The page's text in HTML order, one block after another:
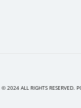
© 2024 ALL RIGHTS RESERVED.